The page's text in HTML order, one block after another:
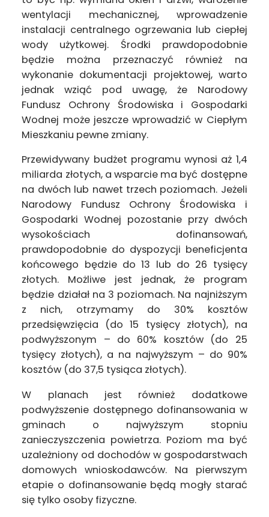
wentylacji mechanicznej, wprowadzenie
instalacji centralnego ogrzewania lub ciepłej
wody użytkowej. Środki prawdopodobnie
będzie można przeznaczyć również na
wykonanie dokumentacji projektowej, warto
jednak wziąć pod uwagę, że Narodowy
Fundusz Ochrony Środowiska i Gospodarki
Wodnej może jeszcze wprowadzić w Ciepłym
Mieszkaniu pewne zmiany.
Przewidywany budżet programu wynosi aż 1,4
miliarda złotych, a wsparcie ma być dostępne
na dwóch lub nawet trzech poziomach. Jeżeli
Narodowy Fundusz Ochrony Środowiska i
Gospodarki Wodnej pozostanie przy dwóch
wysokościach dofinansowań,
prawdopodobnie do dyspozycji beneficjenta
końcowego będzie do 13 lub do 26 tysięcy
złotych. Możliwe jest jednak, że program
będzie działał na 3 poziomach. Na najniższym
z nich, otrzymamy do 30% kosztów
przedsięwzięcia (do 15 tysięcy złotych), na
podwyższonym – do 60% kosztów (do 25
tysięcy złotych), a na najwyższym – do 90%
kosztów (do 37,5 tysiąca złotych).
W planach jest również dodatkowe
podwyższenie dostępnego dofinansowania w
gminach o najwyższym stopniu
zanieczyszczenia powietrza. Poziom ma być
uzależniony od dochodów w gospodarstwach
domowych wnioskodawców. Na pierwszym
etapie o dofinansowanie będą mogły starać
się tylko osoby fizyczne.